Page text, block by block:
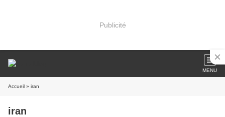
Publicité
MENU
Accueil » iran
iran